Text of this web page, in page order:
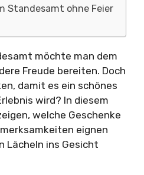
Standesamt ohne Feier
möchte man dem
Freude bereiten. Doch
damit es ein schönes
wird? In diesem
welche Geschenke
eignen
Lächeln ins Gesicht